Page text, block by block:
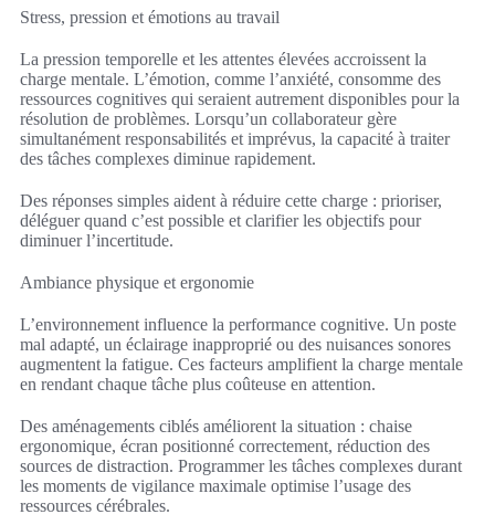
Stress, pression et émotions au travail
La pression temporelle et les attentes élevées accroissent la
charge mentale. L’émotion, comme l’anxiété, consomme des
ressources cognitives qui seraient autrement disponibles pour la
résolution de problèmes. Lorsqu’un collaborateur gère
simultanément responsabilités et imprévus, la capacité à traiter
des tâches complexes diminue rapidement.
Des réponses simples aident à réduire cette charge : prioriser,
déléguer quand c’est possible et clarifier les objectifs pour
diminuer l’incertitude.
Ambiance physique et ergonomie
L’environnement influence la performance cognitive. Un poste
mal adapté, un éclairage inapproprié ou des nuisances sonores
augmentent la fatigue. Ces facteurs amplifient la charge mentale
en rendant chaque tâche plus coûteuse en attention.
Des aménagements ciblés améliorent la situation : chaise
ergonomique, écran positionné correctement, réduction des
sources de distraction. Programmer les tâches complexes durant
les moments de vigilance maximale optimise l’usage des
ressources cérébrales.